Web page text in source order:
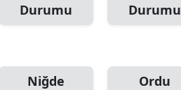
Durumu
Durumu
Niğde
Ordu